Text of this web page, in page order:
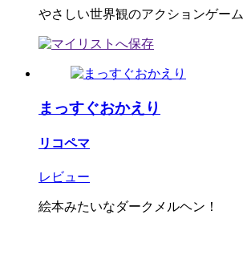
やさしい世界観のアクションゲーム
まっすぐおかえり
リコペマ
レビュー
絵本みたいなダークメルヘン！